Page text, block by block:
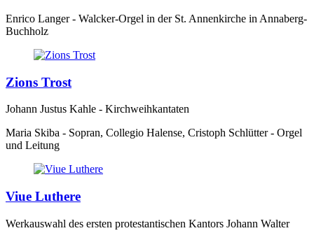
Enrico Langer - Walcker-Orgel in der St. Annenkirche in Annaberg-
Buchholz
Zions Trost
Johann Justus Kahle - Kirchweihkantaten
Maria Skiba - Sopran, Collegio Halense, Cristoph Schlütter - Orgel
und Leitung
Viue Luthere
Werkauswahl des ersten protestantischen Kantors Johann Walter